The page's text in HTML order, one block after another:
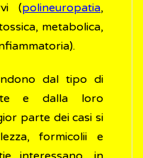
(polineuropatia,
metabolica,
dal tipo di
e dalla loro
parte dei casi si
formicolii e